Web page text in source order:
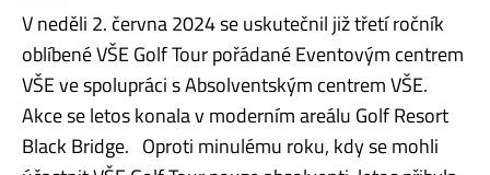
V neděli 2. června 2024 se uskutečnil již třetí ročník
oblíbené VŠE Golf Tour pořádané Eventovým centrem
VŠE ve spolupráci s Absolventským centrem VŠE.
Akce se letos konala v moderním areálu Golf Resort
Black Bridge. Oproti minulému roku, kdy se mohli